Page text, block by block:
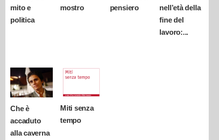
mito e
politica
mostro
pensiero
nell’età della
fine del
lavoro:...
Che è
accaduto
alla caverna
Miti senza
tempo